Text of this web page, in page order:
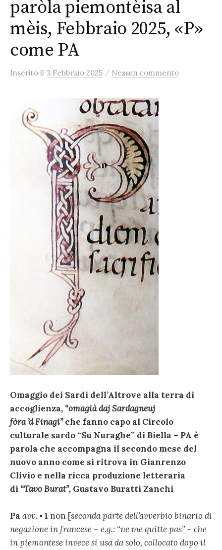
paròla piemontèisa al
mèis, Febbraio 2025, «P»
come PA
Inserito il 3 Febbraio 2025 / Nessun commento
Omaggio dei Sardi dell’Altrove alla terra di
accoglienza, “omagià daj Sardagneuj
fòra ’d Finagi”che fanno capo al Circolo
culturale sardo “Su Nuraghe” di Biella – PA è
parola che accompagna il secondo mese del
nuovo anno come si ritrova in Gianrenzo
Clivio e nella ricca produzione letteraria
di “Tavo Burat”, Gustavo Buratti Zanchi
Pa avv. ▪ 1 non [seconda parte dell’avverbio binario di
negazionein francese – e.g.: “ne me quitte pas” – che
in piemontese invece si usa da solo, collocato dopo il